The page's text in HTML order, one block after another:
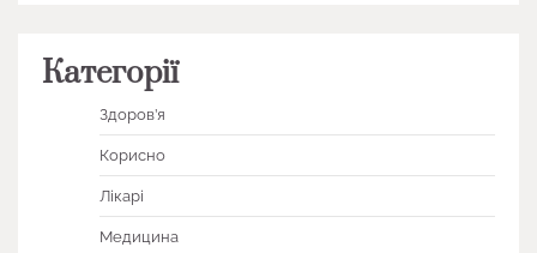
Категорії
Здоров’я
Корисно
Лікарі
Медицина